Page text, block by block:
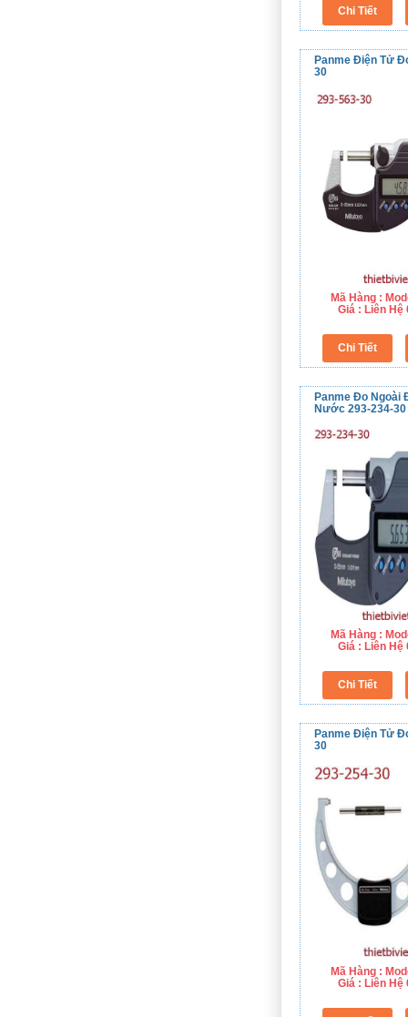
Panme Điện Tử
30
Mã Hàng :
Giá : Liên Hệ
Panme Đo Ngoài
Nước 293-234-30
Mã Hàng :
Giá : Liên Hệ
Panme Điện Tử
30
Mã Hàng :
Giá : Liên Hệ